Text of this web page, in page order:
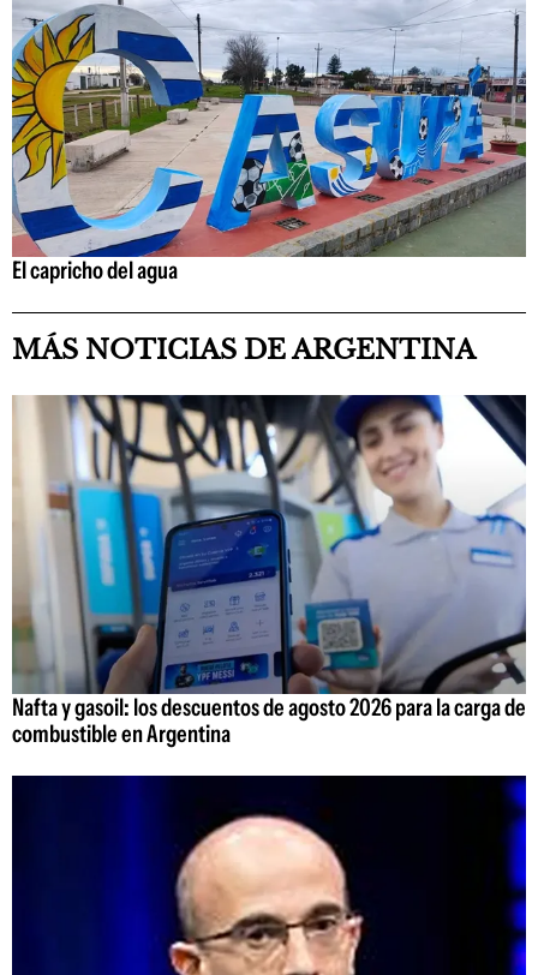
El capricho del agua
MÁS NOTICIAS DE ARGENTINA
Nafta y gasoil: los descuentos de agosto 2026 para la carga de
combustible en Argentina